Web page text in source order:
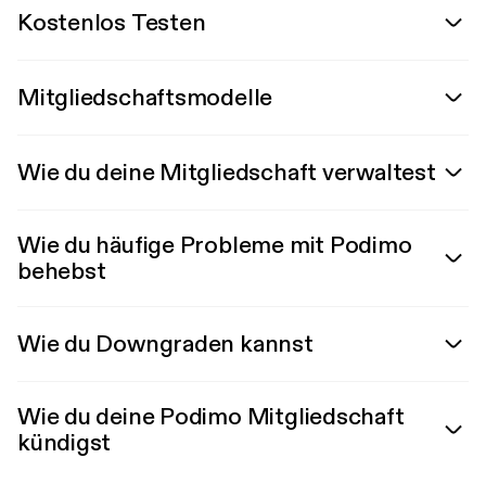
Kostenlos Testen
Mitgliedschaftsmodelle
Wie du deine Mitgliedschaft verwaltest
Wie du häufige Probleme mit Podimo
behebst
Wie du Downgraden kannst
Wie du deine Podimo Mitgliedschaft
kündigst